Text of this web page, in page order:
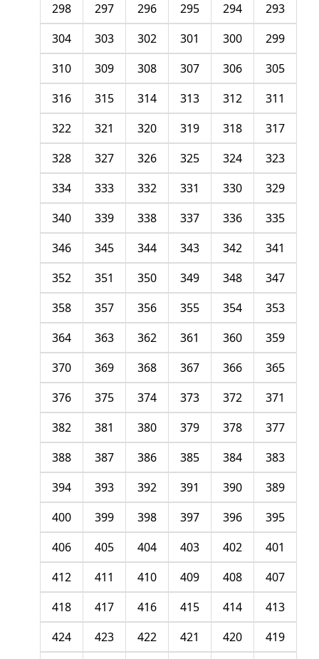
293
294
295
296
297
298
299
300
301
302
303
304
305
306
307
308
309
310
311
312
313
314
315
316
317
318
319
320
321
322
323
324
325
326
327
328
329
330
331
332
333
334
335
336
337
338
339
340
341
342
343
344
345
346
347
348
349
350
351
352
353
354
355
356
357
358
359
360
361
362
363
364
365
366
367
368
369
370
371
372
373
374
375
376
377
378
379
380
381
382
383
384
385
386
387
388
389
390
391
392
393
394
395
396
397
398
399
400
401
402
403
404
405
406
407
408
409
410
411
412
413
414
415
416
417
418
419
420
421
422
423
424